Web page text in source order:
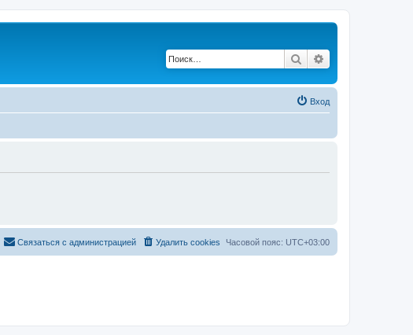
Поиск
Вход
Часовой пояс: UTC+03:00
Удалить cookies
Связаться с администрацией